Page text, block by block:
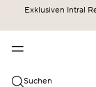
Exklusiven Intral
Suchen
Sidebar
BESTSELLER
ENTDECKEN
KATEGORIEN
ALLE SHOPPEN
UNSERE GESCHICHTE